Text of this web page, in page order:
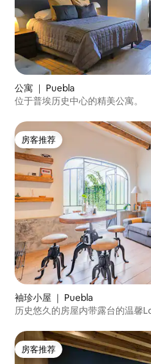
公寓 ｜ Puebla
位于普埃历史中心的精美公寓。
房客推荐
房客推荐
袖珍小屋 ｜ Puebla
历史悠久的房屋内带露台的温馨
房客推荐
房客推荐